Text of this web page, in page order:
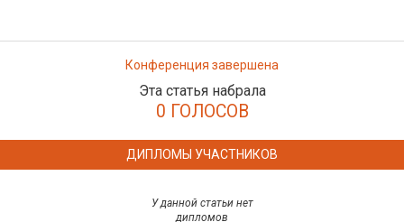
Конференция завершена
Эта статья набрала
0 ГОЛОСОВ
ДИПЛОМЫ УЧАСТНИКОВ
У данной статьи нет
дипломов